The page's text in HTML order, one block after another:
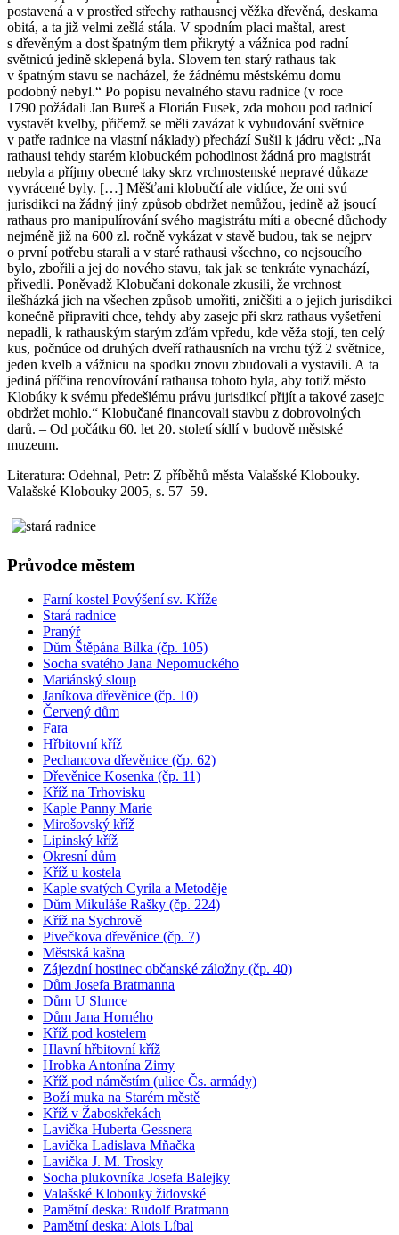
postavená a v prostřed střechy rathausnej věžka dřevěná, deskama
obitá, a ta již velmi zešlá stála. V spodním placi maštal, arest
s dřevěným a dost špatným tlem přikrytý a vážnica pod radní
světnicú jedině sklepená byla. Slovem ten starý rathaus tak
v špatným stavu se nacházel, že žádnému městskému domu
podobný nebyl.“ Po popisu nevalného stavu radnice (v roce
1790 požádali Jan Bureš a Florián Fusek, zda mohou pod radnicí
vystavět kvelby, přičemž se měli zavázat k vybudování světnice
v patře radnice na vlastní náklady) přechází Sušil k jádru věci: „Na
rathausi tehdy starém klobuckém pohodlnost žádná pro magistrát
nebyla a příjmy obecné taky skrz vrchnostenské nepravé důkaze
vyvrácené byly. […] Měšťani klobučtí ale vidúce, že oni svú
jurisdikci na žádný jiný způsob obdržet nemůžou, jedině až jsoucí
rathaus pro manipulírování svého magistrátu míti a obecné důchody
nejméně již na 600 zl. ročně vykázat v stavě budou, tak se nejprv
o první potřebu starali a v staré rathausi všechno, co nejsoucího
bylo, zbořili a jej do nového stavu, tak jak se tenkráte vynachází,
přivedli. Poněvadž Klobučani dokonale zkusili, že vrchnost
ilešházká jich na všechen způsob umořiti, zničšiti a o jejich jurisdikci
konečně připraviti chce, tehdy aby zasejc při skrz rathaus vyšetření
nepadli, k rathauským starým zďám vpředu, kde věža stojí, ten celý
kus, počnúce od druhých dveří rathausních na vrchu týž 2 světnice,
jeden kvelb a vážnicu na spodku znovu zbudovali a vystavili. A ta
jediná příčina renovírování rathausa tohoto byla, aby totiž město
Klobúky k svému předešlému právu jurisdikcí přijít a takové zasejc
obdržet mohlo.“ Klobučané financovali stavbu z dobrovolných
darů. – Od počátku 60. let 20. století sídlí v budově městské
muzeum.
Literatura: Odehnal, Petr: Z příběhů města Valašské Klobouky.
Valašské Klobouky 2005, s. 57–59.
Průvodce městem
Farní kostel Povýšení sv. Kříže
Stará radnice
Pranýř
Dům Štěpána Bílka (čp. 105)
Socha svatého Jana Nepomuckého
Mariánský sloup
Janíkova dřevěnice (čp. 10)
Červený dům
Fara
Hřbitovní kříž
Pechancova dřevěnice (čp. 62)
Dřevěnice Kosenka (čp. 11)
Kříž na Trhovisku
Kaple Panny Marie
Mirošovský kříž
Lipinský kříž
Okresní dům
Kříž u kostela
Kaple svatých Cyrila a Metoděje
Dům Mikuláše Rašky (čp. 224)
Kříž na Sychrově
Pivečkova dřevěnice (čp. 7)
Městská kašna
Zájezdní hostinec občanské záložny (čp. 40)
Dům Josefa Bratmanna
Dům U Slunce
Dům Jana Horného
Kříž pod kostelem
Hlavní hřbitovní kříž
Hrobka Antonína Zimy
Kříž pod náměstím (ulice Čs. armády)
Boží muka na Starém městě
Kříž v Žaboskřekách
Lavička Huberta Gessnera
Lavička Ladislava Mňačka
Lavička J. M. Trosky
Socha plukovníka Josefa Balejky
Valašské Klobouky židovské
Pamětní deska: Rudolf Bratmann
Pamětní deska: Alois Líbal